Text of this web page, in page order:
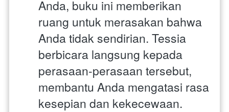
Anda, buku ini memberikan
ruang untuk merasakan bahwa
Anda tidak sendirian. Tessia
berbicara langsung kepada
perasaan-perasaan tersebut,
membantu Anda mengatasi rasa
kesepian dan kekecewaan.